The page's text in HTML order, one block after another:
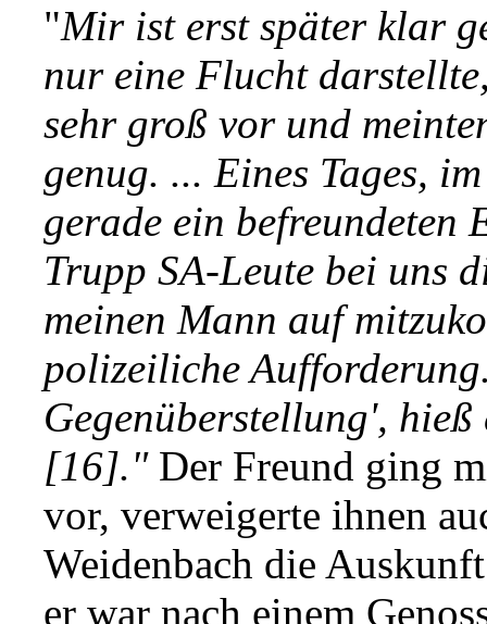
"Mir ist erst später klar
nur eine Flucht
sehr groß vor und
genug. ... Eines Tages,
gerade ein befreundeten
Trupp SA-Leute bei uns
meinen Mann auf
polizeiliche
Gegenüberstellung',
[16]."Der Freund ging
vor, verweigerte ihnen
Weidenbach die
er war nach einem